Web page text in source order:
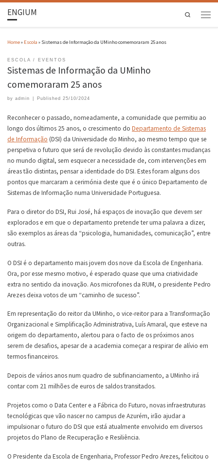
ENGIUM Search
Home» Escola » Sistemas de Informação da UMinho comemoraram 25 anos
ESCOLA EVENTOS
Sistemas de Informação da UMinho
comemoraram 25 anos
by admin Published 25/10/2024
Reconhecer o passado, nomeadamente, a comunidade que permitiu ao
longo dos últimos 25 anos, o crescimento do Departamento de Sistemas
de Informação (DSI) da Universidade do Minho, ao mesmo tempo que se
perspetiva o futuro que será de revolução devido às constantes mudanças
no mundo digital, sem esquecer a necessidade de, com intervenções em
áreas tão distintas, pensar a identidade do DSI. Estes foram alguns dos
pontos que marcaram a cerimónia deste que é o único Departamento de
Sistemas de Informação numa Universidade Portuguesa.
Para o diretor do DSI, Rui José, há espaços de inovação que devem ser
explorados e em que o departamento pretende ter uma palavra a dizer,
são exemplos as áreas da “psicologia, humanidades, comunicação”, entre
outras.
O DSI é o departamento mais jovem dos nove da Escola de Engenharia.
Ora, por esse mesmo motivo, é esperado quase que uma criatividade
extra no sentido da inovação. Aos microfones da RUM, o presidente Pedro
Arezes deixa votos de um “caminho de sucesso”.
Em representação do reitor da UMinho, o vice-reitor para a Transformação
Organizacional e Simplificação Administrativa, Luís Amaral, que esteve na
origem do departamento, alertou para o facto de os próximos anos
serem de desafios, apesar de a academia começar a respirar de alívio em
termos financeiros.
Depois de vários anos num quadro de subfinanciamento, a UMinho irá
contar com 21 milhões de euros de saldos transitados.
Projetos como o Data Center e a Fábrica do Futuro, novas infraestruturas
tecnológicas que vão nascer no campus de Azurém, irão ajudar a
impulsionar o futuro do DSI que está atualmente envolvido em diversos
projetos do Plano de Recuperação e Resiliência.
O Presidente da Escola de Engenharia, Professor Pedro Arezes, felicitou o